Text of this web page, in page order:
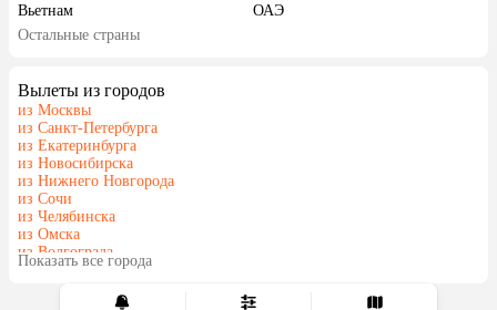
Вьетнам
ОАЭ
Гонконг
Остальные страны
Вылеты из городов
из Москвы
из Санкт-Петербурга
из Екатеринбурга
из Новосибирска
из Нижнего Новгорода
из Сочи
из Челябинска
из Омска
из Волгограда
Показать все города